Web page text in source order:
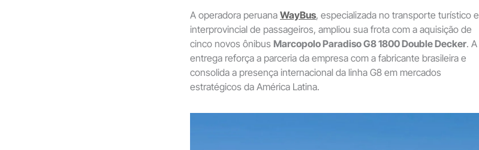
A operadora peruana WayBus, especializada no transporte turístico e
interprovincial de passageiros, ampliou sua frota com a aquisição de
cinco novos ônibus Marcopolo Paradiso G8 1800 Double Decker. A
entrega reforça a parceria da empresa com a fabricante brasileira e
consolida a presença internacional da linha G8 em mercados
estratégicos da América Latina.